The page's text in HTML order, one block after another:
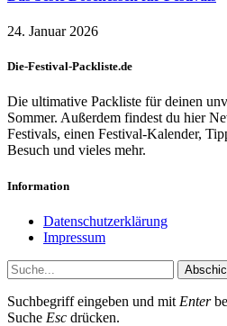
24. Januar 2026
Die-Festival-Packliste.de
Die ultimative Packliste für deinen
Sommer. Außerdem findest du hier
Festivals, einen Festival-Kalender,
Besuch und vieles mehr.
Information
Datenschutzerklärung
Impressum
Suchbegriff eingeben und mit Enter
Suche Esc drücken.